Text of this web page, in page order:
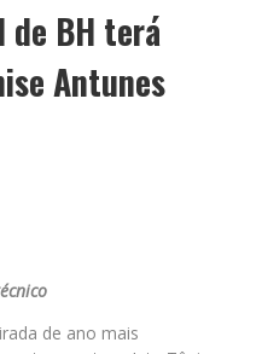
BH terá
Antunes
de ano mais